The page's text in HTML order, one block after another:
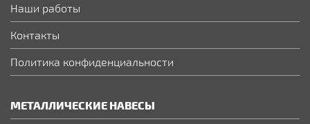
Наши работы
Контакты
Политика конфиденциальности
МЕТАЛЛИЧЕСКИЕ НАВЕСЫ